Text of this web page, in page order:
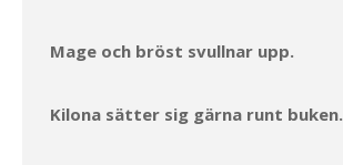
Mage och bröst svullnar upp.
Kilona sätter sig gärna runt buken.